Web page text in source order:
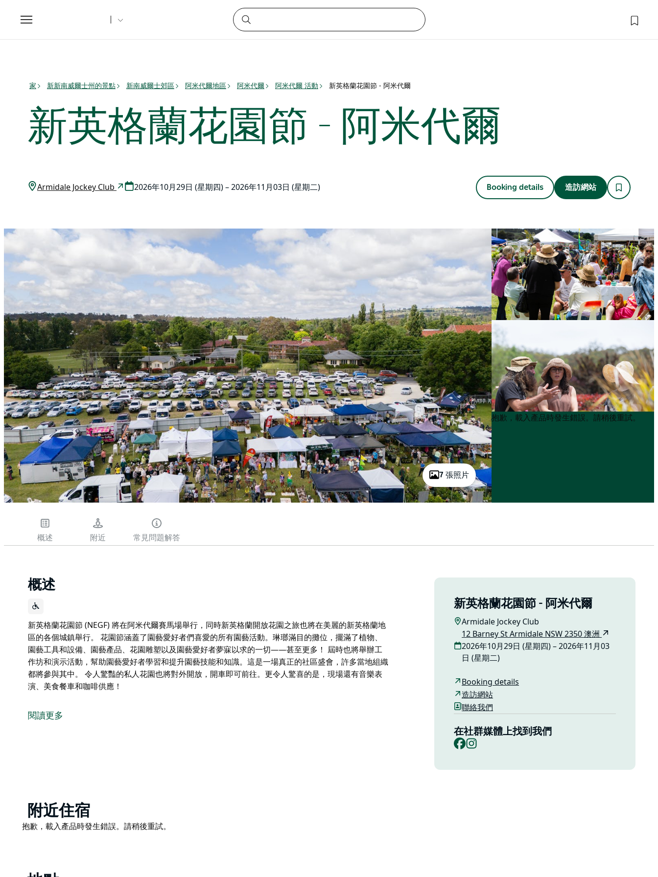
Toggle
navigation
家 新新南威爾士州的景點 新南威爾士郊區 阿米代爾地區 阿米代爾 阿米代爾 活動 新英格蘭花園節 - 阿米代爾
新英格蘭花園節 - 阿米代爾
Armidale Jockey Club 2026年10月29日 (星期四) – 2026年11月03日 (星期二) Booking details 造訪網站
7 張照片
Product
List
Product
List
抱歉，載入產品時發生錯誤。請稍後重試。
概述 附近 常見問題解答
概述
新英格蘭花園節 (NEGF) 將在阿米代爾賽馬場舉行，同時新英格蘭開放花園之旅也將在美麗的新英格蘭地
區的各個城鎮舉行。 花園節涵蓋了園藝愛好者們喜愛的所有園藝活動。琳瑯滿目的攤位，擺滿了植物、
園藝工具和設備、園藝產品、花園雕塑以及園藝愛好者夢寐以求的一切——甚至更多！ 屆時也將舉辦工
作坊和演示活動，幫助園藝愛好者學習和提升園藝技能和知識。這是一場真正的社區盛會，許多當地組織
都將參與其中。 令人驚豔的私人花園也將對外開放，開車即可前往。更令人驚喜的是，現場還有音樂表
演、美食餐車和咖啡供應！
區的各個城鎮舉行。
閱讀更多
新英格蘭花園節 - 阿米代爾
Armidale Jockey Club
12 Barney St Armidale NSW 2350 澳洲
2026年10月29日 (星期四) – 2026年11月03
日 (星期二)
Booking details
造訪網站
聯絡我們
在社群媒體上找到我們
Facebook
Product
List
附近住宿
Product
抱歉，載入產品時發生錯誤。請稍後重試。